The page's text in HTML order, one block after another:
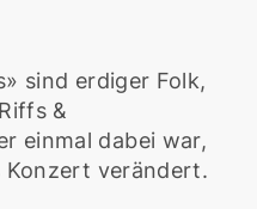
sind erdiger Folk,
&
einmal dabei war,
Konzert verändert.